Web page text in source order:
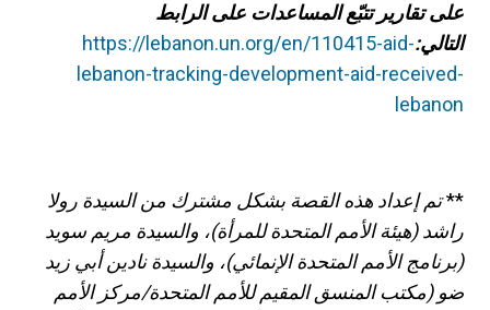
على تقارير تتبّع المساعدات على الرابط
التالي:
https://lebanon.un.org/en/110415-aid-
lebanon-tracking-development-aid-received-
lebanon
**تم إعداد هذه القصة بشكل مشترك من السيدة رولا
راشد (هيئة الأمم المتحدة للمرأة)، والسيدة مريم سويد
(برنامج الأمم المتحدة الإنمائي)، والسيدة نادين أبي زيد
ضو (مكتب المنسق المقيم للأمم المتحدة/مركز الأمم